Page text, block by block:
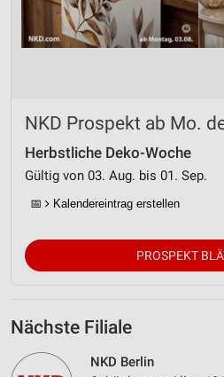
NKD Prospekt ab Mo.
Herbstliche Deko-Woche
Gültig von 03. Aug. bis 01. Sep.
📅 Kalendereintrag erstellen
PROSPEKT
Nächste Filiale
NKD Berlin